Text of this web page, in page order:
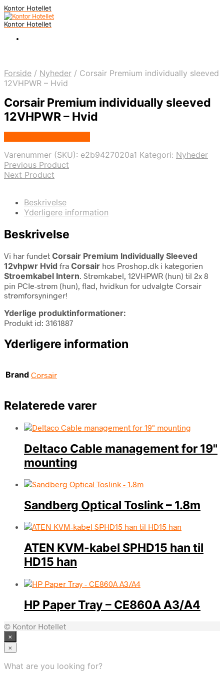
Kontor Hotellet
Kontor Hotellet
Forside / Nyheder / Corsair Premium individually sleeved
12VHPWR – Hvid
Corsair Premium individually sleeved
12VHPWR – Hvid
Varenummer (SKU): e2b9427020a1 Kategori: Nyheder
Previous Product
Next Product
Beskrivelse
Yderligere information
Beskrivelse
Vi har fundet Corsair Premium Individually Sleeved
12vhpwr Hvid fra Corsair hos Proshop.dk i kategorien
Stroemkabel Intern. Strømkabel, 12VHPWR (hun) til 2x 8
pin PCIe-strøm (hun), flad, hvidkun for udvalgte Corsair
strømforsyninger!
Yderlige produktinformationer:
Produkt id: 3161887
Yderligere information
Brand Corsair
Relaterede varer
Deltaco Cable management for 19"
mounting
Sandberg Optical Toslink – 1.8m
ATEN KVM-kabel SPHD15 han til
HD15 han
HP Paper Tray – CE860A A3/A4
© Kontor Hotellet
×
×
What are you looking for?